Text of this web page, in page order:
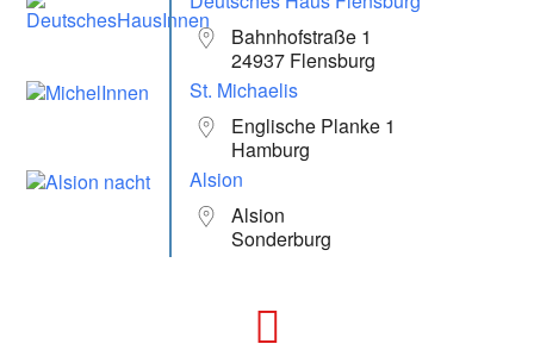
Bahnhofstraße 1
24937 Flensburg
St. Michaelis
Englische Planke 1
Hamburg
Alsion
Alsion
Sonderburg